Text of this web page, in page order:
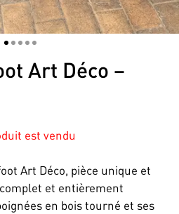
12345
Art Déco –
est vendu
Art Déco, pièce unique et
et entièrement
en bois tourné et ses